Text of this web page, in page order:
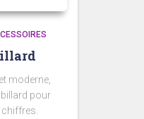
moderne,
pour